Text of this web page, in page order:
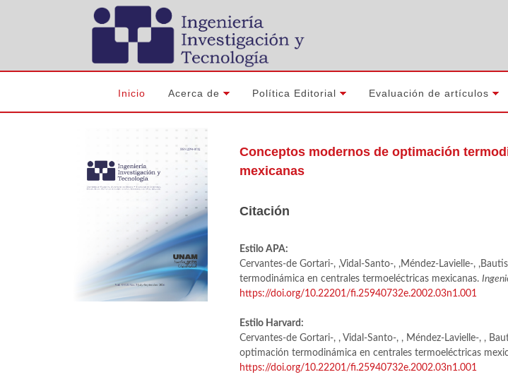
Inicio Acerca de Política Editorial Evaluación de artículos
Conceptos modernos de optimación
mexicanas
Citación
Estilo APA:
Cervantes-de Gortari-, ,Vidal-Santo-, ,Méndez-Lavielle-,
termodinámica en centrales termoeléctricas mexicanas.
https://doi.org/10.22201/fi.25940732e.2002.03n1.001
Estilo Harvard:
Cervantes-de Gortari-, , Vidal-Santo-, , Méndez-Lavielle-, ,
optimación termodinámica en centrales termoeléctricas
https://doi.org/10.22201/fi.25940732e.2002.03n1.001